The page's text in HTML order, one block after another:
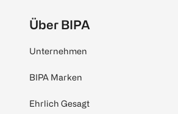
Über BIPA
Unternehmen
BIPA Marken
Ehrlich Gesagt